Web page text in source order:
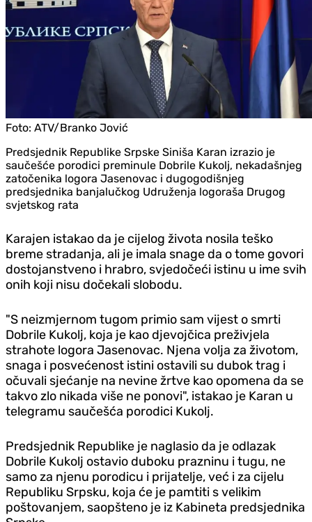
Foto: ATV/Branko Jović
Predsjednik Republike Srpske Siniša Karan izrazio je
saučešće porodici preminule Dobrile Kukolj, nekadašnjeg
zatočenika logora Jasenovac i dugogodišnjeg
predsjednika banjalučkog Udruženja logoraša Drugog
svjetskog rata
Karajen istakao da je cijelog života nosila teško
breme stradanja, ali je imala snage da o tome govori
dostojanstveno i hrabro, svjedočeći istinu u ime svih
onih koji nisu dočekali slobodu.
"S neizmjernom tugom primio sam vijest o smrti
Dobrile Kukolj, koja je kao d‌jevojčica preživjela
strahote logora Jasenovac. Njena volja za životom,
snaga i posvećenost istini ostavili su dubok trag i
očuvali sjećanje na nevine žrtve kao opomena da se
takvo zlo nikada više ne ponovi", istakao je Karan u
telegramu saučešća porodici Kukolj.
Predsjednik Republike je naglasio da je odlazak
Dobrile Kukolj ostavio duboku prazninu i tugu, ne
samo za njenu porodicu i prijatelje, već i za cijelu
Republiku Srpsku, koja će je pamtiti s velikim
poštovanjem, saopšteno je iz Kabineta predsjednika